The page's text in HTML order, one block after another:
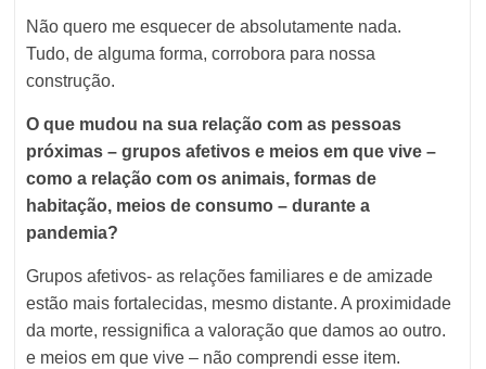
Não quero me esquecer de absolutamente nada.
Tudo, de alguma forma, corrobora para nossa
construção.
O que mudou na sua relação com as pessoas
próximas – grupos afetivos e meios em que vive –
como a relação com os animais, formas de
habitação, meios de consumo – durante a
pandemia?
Grupos afetivos- as relações familiares e de amizade
estão mais fortalecidas, mesmo distante. A proximidade
da morte, ressignifica a valoração que damos ao outro.
e meios em que vive – não comprendi esse item.